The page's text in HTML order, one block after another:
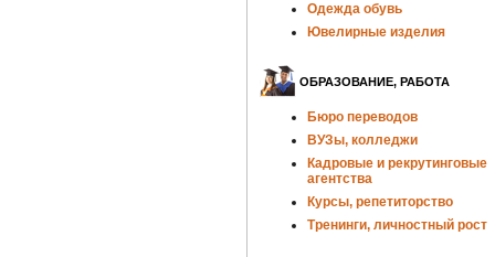
Одежда обувь
Ювелирные изделия
ОБРАЗОВАНИЕ, РАБОТА
Бюро переводов
ВУЗы, колледжи
Кадровые и рекрутинговые
агентства
Курсы, репетиторство
Тренинги, личностный рост